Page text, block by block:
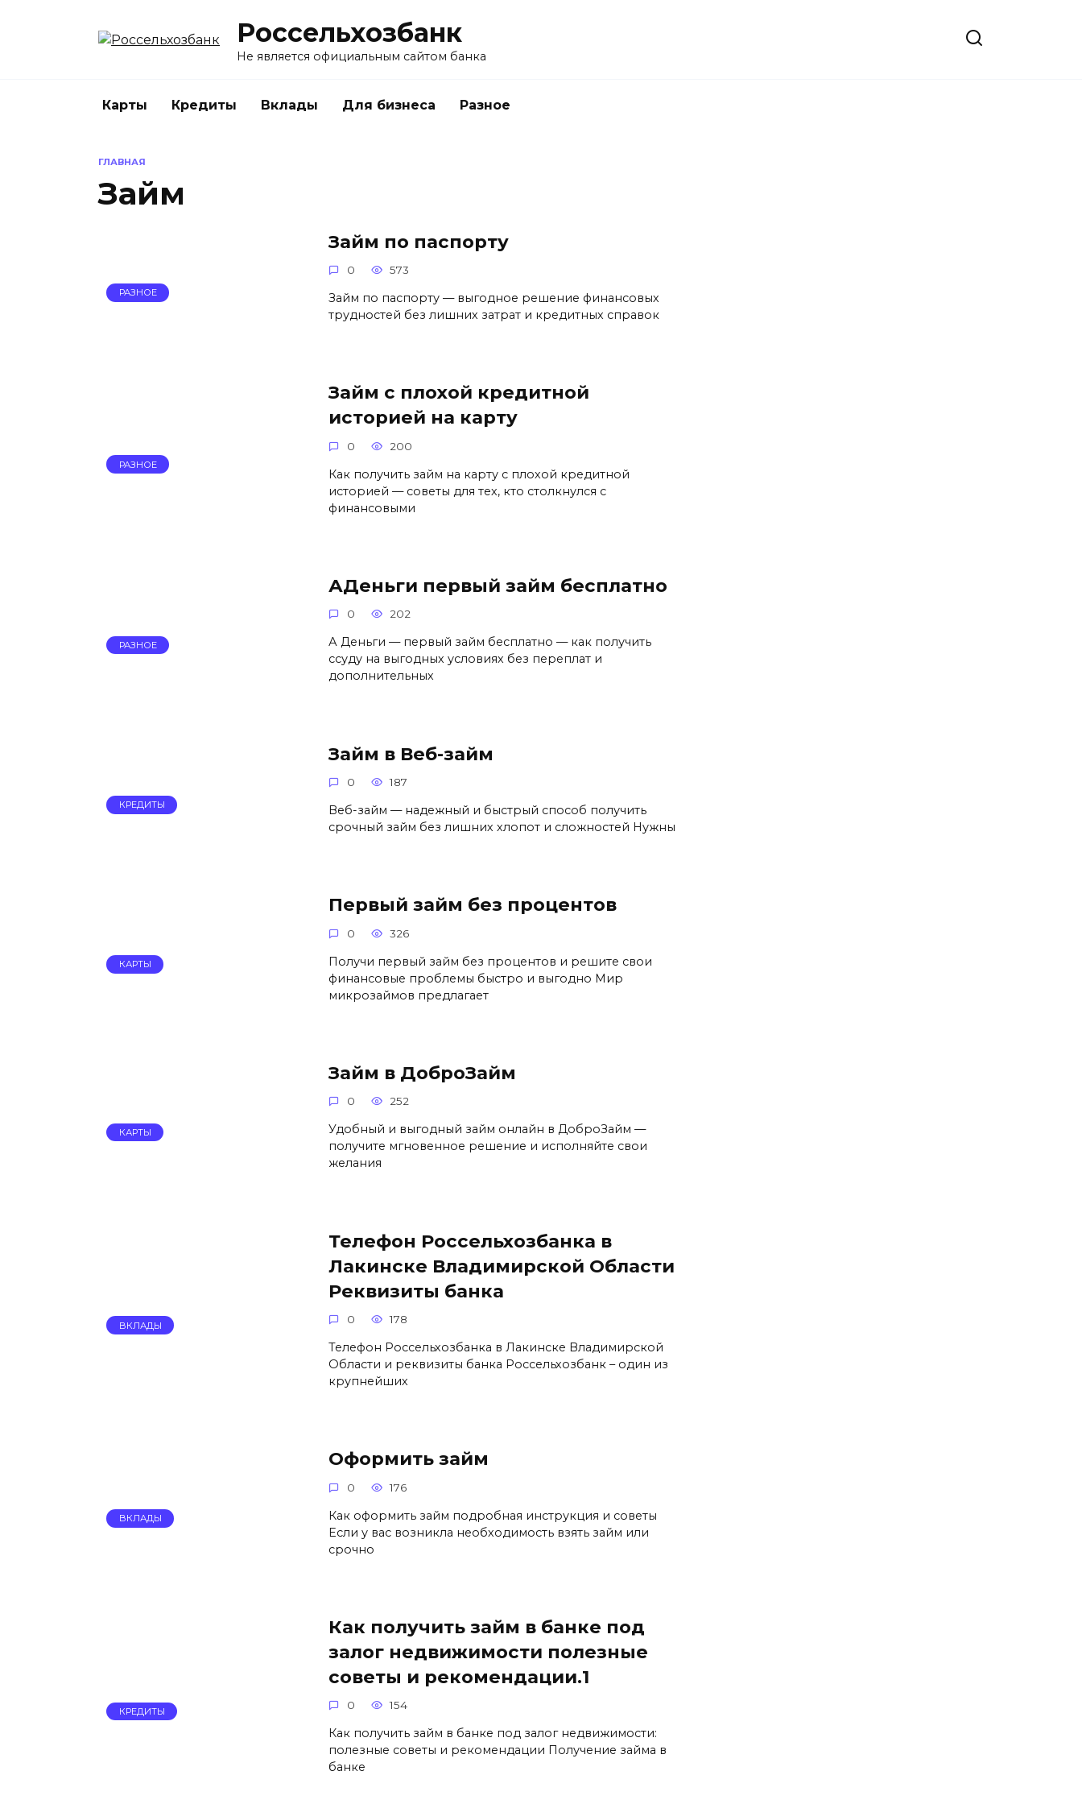
Россельхозбанк
Не является официальным сайтом банка
Карты Кредиты Вклады Для бизнеса Разное
ГЛАВНАЯ
Займ
РАЗНОЕ
Займ по паспорту
0 573
Займ по паспорту — выгодное решение финансовых
трудностей без лишних затрат и кредитных справок
РАЗНОЕ
Займ с плохой кредитной
историей на карту
0 200
Как получить займ на карту с плохой кредитной
историей — советы для тех, кто столкнулся с
финансовыми
РАЗНОЕ
АДеньги первый займ бесплатно
0 202
А Деньги — первый займ бесплатно — как получить
ссуду на выгодных условиях без переплат и
дополнительных
КРЕДИТЫ
Займ в Веб-займ
0 187
Веб-займ — надежный и быстрый способ получить
срочный займ без лишних хлопот и сложностей Нужны
КАРТЫ
Первый займ без процентов
0 326
Получи первый займ без процентов и решите свои
финансовые проблемы быстро и выгодно Мир
микрозаймов предлагает
КАРТЫ
Займ в ДоброЗайм
0 252
Удобный и выгодный займ онлайн в ДоброЗайм —
получите мгновенное решение и исполняйте свои
желания
ВКЛАДЫ
Телефон Россельхозбанка в
Лакинске Владимирской Области
Реквизиты банка
0 178
Телефон Россельхозбанка в Лакинске Владимирской
Области и реквизиты банка Россельхозбанк – один из
крупнейших
ВКЛАДЫ
Оформить займ
0 176
Как оформить займ подробная инструкция и советы
Если у вас возникла необходимость взять займ или
срочно
КРЕДИТЫ
Как получить займ в банке под
залог недвижимости полезные
советы и рекомендации.1
0 154
Как получить займ в банке под залог недвижимости:
полезные советы и рекомендации Получение займа в
банке